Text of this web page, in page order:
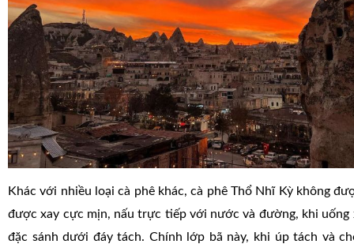
Khác với nhiều loại cà phê khác, cà phê Thổ Nhĩ Kỳ không
được xay cực mịn, nấu trực tiếp với nước và đường, khi uống
đặc sánh dưới đáy tách. Chính lớp bã này, khi úp tách và